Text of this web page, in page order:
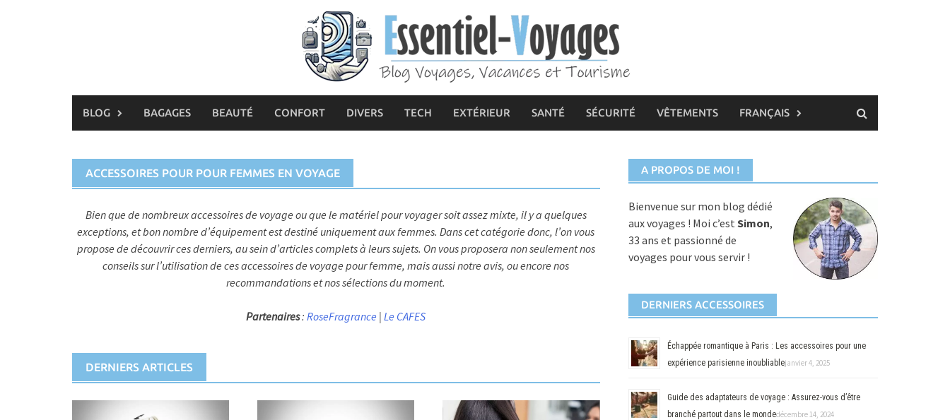
BLOG BAGAGES BEAUTÉ CONFORT DIVERS TECH EXTÉRIEUR SANTÉ SÉCURITÉ VÊTEMENTS FRANÇAIS
ACCESSOIRES POUR POUR FEMMES EN VOYAGE
Bien que de nombreux accessoires de voyage ou que le matériel pour voyager soit assez mixte, il y a quelques
exceptions, et bon nombre d’équipement est destiné uniquement aux femmes. Dans cet catégorie donc, l’on vous
propose de découvrir ces derniers, au sein d’articles complets à leurs sujets. On vous proposera non seulement nos
conseils sur l’utilisation de ces accessoires de voyage pour femme, mais aussi notre avis, ou encore nos
recommandations et nos sélections du moment.
Partenaires:RoseFragrance |Le CAFES
DERNIERS ARTICLES
A PROPOS DE MOI !
Bienvenue sur mon blog dédié
aux voyages ! Moi c’est Simon,
33 ans et passionné de
voyages pour vous servir !
DERNIERS ACCESSOIRES
Échappée romantique à Paris : Les accessoires pour une
expérience parisienne inoubliablejanvier 4, 2025
Guide des adaptateurs de voyage : Assurez-vous d’être
branché partout dans le mondedécembre 14, 2024